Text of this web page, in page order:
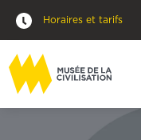
Horaires et tarifs